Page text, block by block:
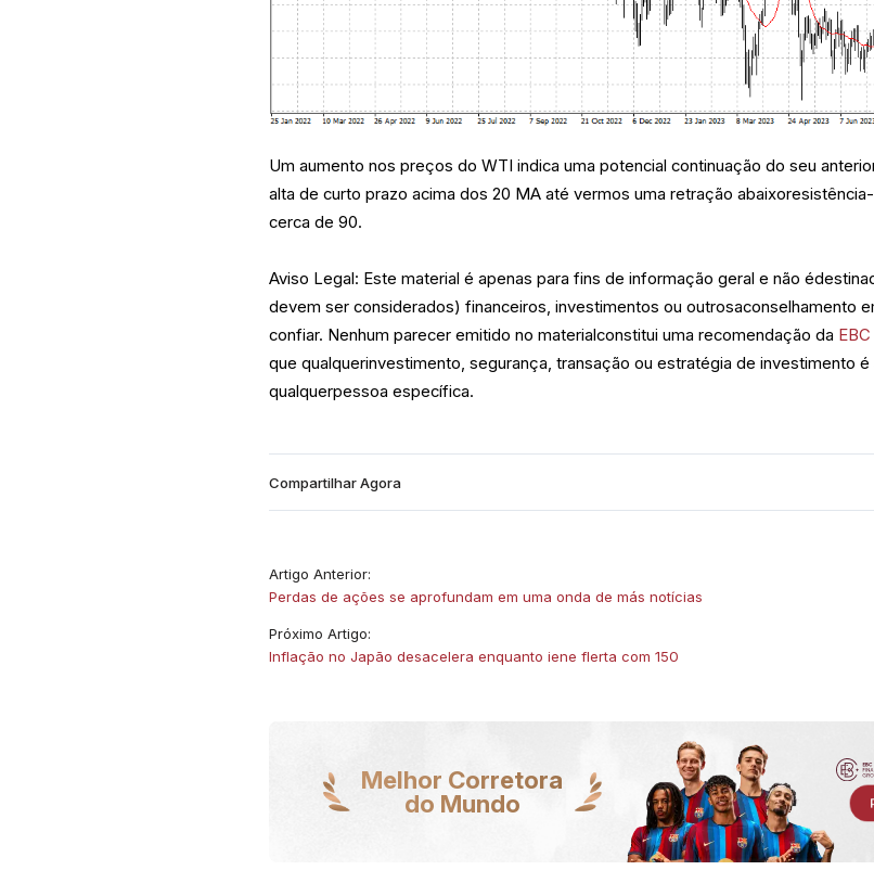
Um aumento nos preços do WTI indica uma potencial continuação do seu
alta de curto prazo acima dos 20 MA até vermos uma retração
cerca de 90.
Aviso Legal: Este material é apenas para fins de informação geral e não
devem ser considerados) financeiros, investimentos ou outrosaconselhamento
confiar. Nenhum parecer emitido no materialconstitui uma recomendação da EBC
que qualquerinvestimento, segurança, transação ou estratégia de investimento é
qualquerpessoa específica.
Compartilhar Agora
Artigo Anterior:
Perdas de ações se aprofundam em uma onda de más notícias
Próximo Artigo:
Inflação no Japão desacelera enquanto iene flerta com 150
Melhor Corretora
do Mundo